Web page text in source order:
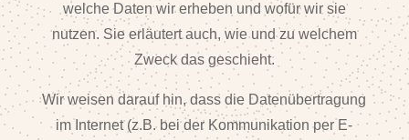
welche Daten wir erheben und wofür wir sie
nutzen. Sie erläutert auch, wie und zu welchem
Zweck das geschieht.
Wir weisen darauf hin, dass die Datenübertragung
im Internet (z.B. bei der Kommunikation per E-